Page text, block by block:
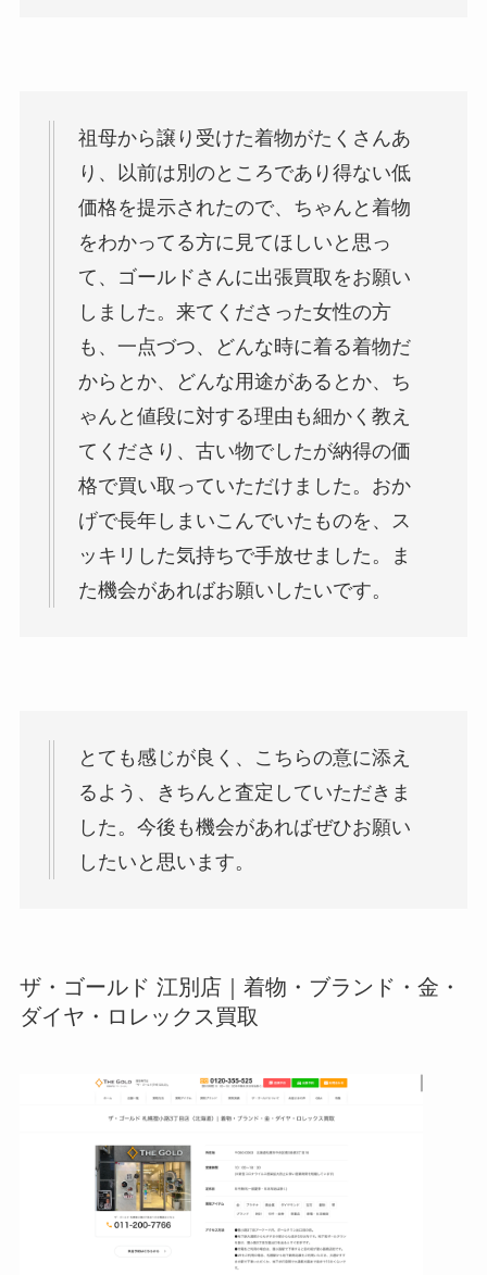
祖母から譲り受けた着物がたくさんあ
り、以前は別のところであり得ない低
価格を提示されたので、ちゃんと着物
をわかってる方に見てほしいと思っ
て、ゴールドさんに出張買取をお願い
しました。来てくださった女性の方
も、一点づつ、どんな時に着る着物だ
からとか、どんな用途があるとか、ち
ゃんと値段に対する理由も細かく教え
てくださり、古い物でしたが納得の価
格で買い取っていただけました。おか
げで長年しまいこんでいたものを、ス
ッキリした気持ちで手放せました。ま
た機会があればお願いしたいです。
とても感じが良く、こちらの意に添え
るよう、きちんと査定していただきま
した。今後も機会があればぜひお願い
したいと思います。
ザ・ゴールド 江別店｜着物・ブランド・金・
ダイヤ・ロレックス買取